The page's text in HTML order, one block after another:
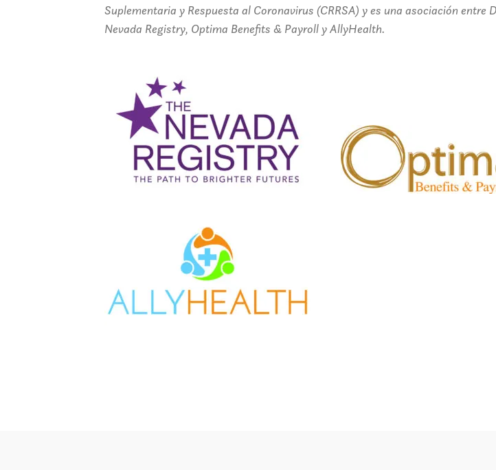
Suplementaria y Respuesta al Coronavirus (CRRSA) y es una asociación entre
Nevada Registry, Optima Benefits & Payroll y AllyHealth.